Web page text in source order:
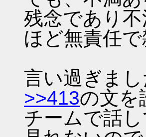
残念であり
ほど無責任
言い過ぎま
>>413の文を
チームで話